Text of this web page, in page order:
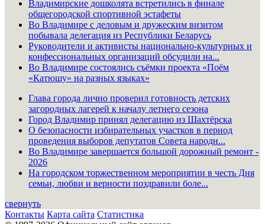
Владимирские дошколята встретились в финале
общегородской спортивной эстафеты
Во Владимире с деловым и дружеским визитом
побывала делегация из Республики Беларусь
Руководители и активисты национально-культурных и
конфессиональных организаций обсудили на...
Во Владимире состоялись съёмки проекта «Поём
«Катюшу» на разных языках»
Глава города лично проверил готовность детских
загородных лагерей к началу летнего сезона
Город Владимир принял делегацию из Шахтёрска
О безопасности избирательных участков в период
проведения выборов депутатов Совета народн...
Во Владимире завершается большой дорожный ремонт -
2026
На городском торжественном мероприятии в честь Дня
семьи, любви и верности поздравили боле...
свернуть
Контакты Карта сайта Статистика